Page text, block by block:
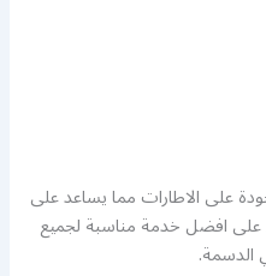
على الاطارات مما يساعد على
على افضل خدمة مناسبة لجميع
الدسمة.